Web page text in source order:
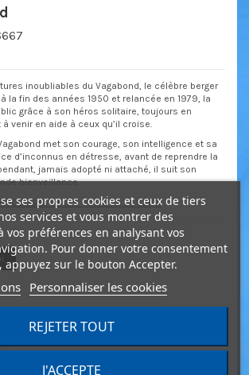
inoubliables du Vagabond, le célèbre berger
la fin des années 1950 et relancée en 1979, la
grâce à son héros solitaire, toujours en
venir en aide à ceux qu’il croise.
met son courage, son intelligence et sa
d’inconnus en détresse, avant de reprendre la
jamais adopté ni attaché, il suit son
bienveillance.
LES PLUS CULTE DE LA SÉRIE
ses propres cookies et ceux de tiers
services et vous montrer des
vos préférences en analysant vos
Pour donner votre consentement
sur le bouton Accepter.
Personnaliser les cookies
REJETER TOUT
J'ACCEPTE